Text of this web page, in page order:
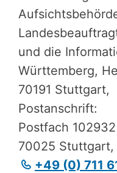
und die
Württemberg,
70191 Stuttgart,
Postanschrift:
Postfach 102932
70025 Stuttgart,
+49 (0) 711